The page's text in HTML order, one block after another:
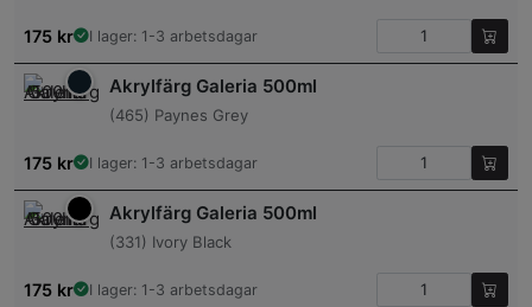
175 kr I lager: 1-3 arbetsdagar
Akrylfärg Galeria 500ml
(465) Paynes Grey
175 kr I lager: 1-3 arbetsdagar
Akrylfärg Galeria 500ml
(331) Ivory Black
175 kr I lager: 1-3 arbetsdagar